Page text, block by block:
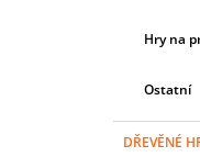
Hry na
Ostatní
DŘEVĚNÉ